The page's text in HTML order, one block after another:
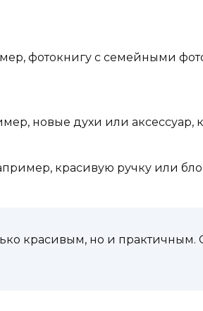
фотокнигу с семейными
новые духи или аксессуар,
красивую ручку или
красивым, но и